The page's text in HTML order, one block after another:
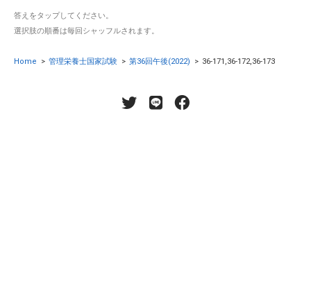
答えをタップしてください。
選択肢の順番は毎回シャッフルされます。
Home > 管理栄養士国家試験 > 第36回午後(2022) > 36-171,36-172,36-173